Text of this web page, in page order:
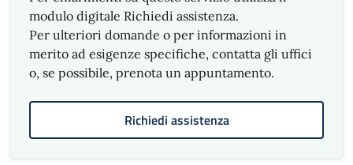
modulo digitale Richiedi assistenza.
Per ulteriori domande o per informazioni in
merito ad esigenze specifiche, contatta gli uffici
o, se possibile, prenota un appuntamento.
Richiedi assistenza